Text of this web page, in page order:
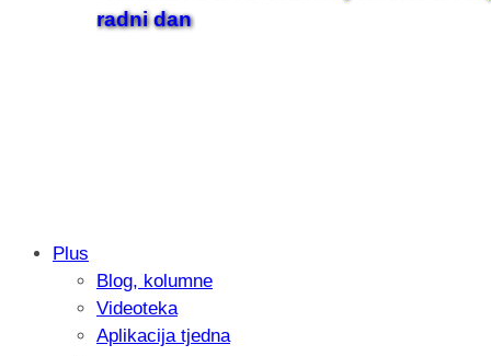
radni dan
Samsung otkrio kako je nastajala
donijelo tanje i izdržljivije preklopne
Plus
Blog, kolumne
Videoteka
Aplikacija tjedna